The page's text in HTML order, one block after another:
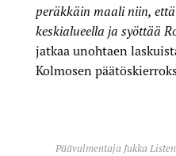
peräkkäin maali niin, että
keskialueella ja syöttää
jatkaa unohtaen
Kolmosen
Päävalmentaja Jukka